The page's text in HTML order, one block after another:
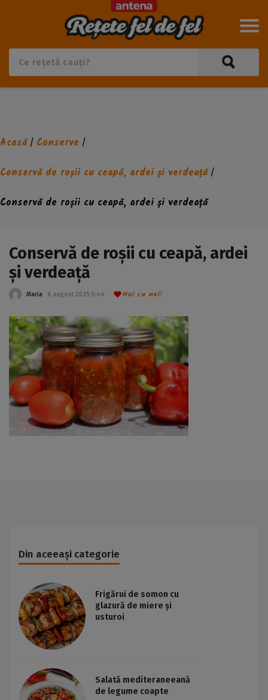
Acasă/ Conserve /
Conservă de roșii cu ceapă, ardei și verdeață/
Conservă de roșii cu ceapă, ardei și verdeață
Conservă de roșii cu ceapă, ardei
și verdeață
Maria 6 august 2025 5:44 Hai cu noi!
Din aceeași categorie
Frigărui de somon cu
glazură de miere și
usturoi
Salată mediteraneeană
de legume coapte